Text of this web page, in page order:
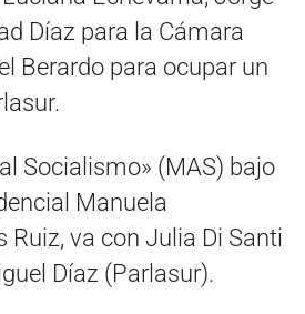
Díaz para la Cámara
Berardo para ocupar un
Socialismo» (MAS) bajo
Manuela
Ruiz, va con Julia Di Santi
Díaz (Parlasur).